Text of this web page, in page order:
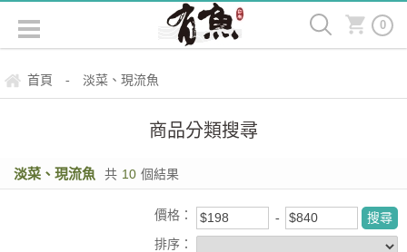
0
首頁 - 淡菜、現流魚
商品分類搜尋
淡菜、現流魚 共 10 個結果
價格：
排序：